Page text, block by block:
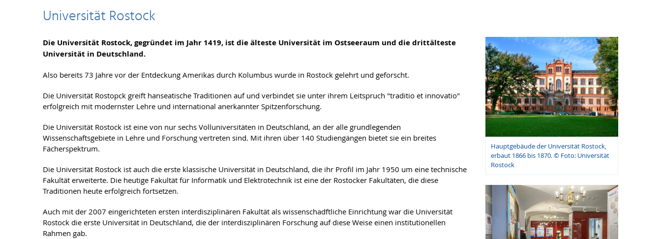
Universität Rostock
Die Universität Rostock, gegründet im Jahr 1419, ist die älteste Universität im Ostseeraum und die drittälteste
Universität in Deutschland.
Also bereits 73 Jahre vor der Entdeckung Amerikas durch Kolumbus wurde in Rostock gelehrt und geforscht.
Die Universität Rostopck greift hanseatische Traditionen auf und verbindet sie unter ihrem Leitspruch "traditio et innovatio"
erfolgreich mit modernster Lehre und international anerkannter Spitzenforschung.
Die Universität Rostock ist eine von nur sechs Volluniversitäten in Deutschland, an der alle grundlegenden
Wissenschaftsgebiete in Lehre und Forschung vertreten sind. Mit ihren über 140 Studiengängen bietet sie ein breites
Fächerspektrum.
Die Universität Rostock ist auch die erste klassische Universität in Deutschland, die ihr Profil im Jahr 1950 um eine technische
Fakultät erweiterte. Die heutige Fakultät für Informatik und Elektrotechnik ist eine der Rostocker Fakultäten, die diese
Traditionen heute erfolgreich fortsetzen.
Auch mit der 2007 eingerichteten ersten interdisziplinären Fakultät als wissenschadftliche Einrichtung war die Universität
Rostock die erste Universität in Deutschland, die der interdisziplinären Forschung auf diese Weise einen institutionellen
Rahmen gab.
Hauptgebäude der Universität Rostock,
erbaut 1866 bis 1870. © Foto: Universität
Rostock